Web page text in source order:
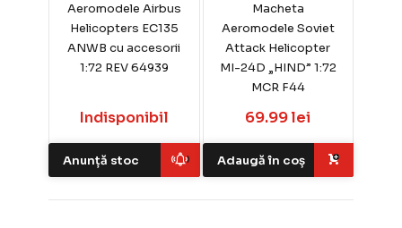
Aeromodele Airbus
Helicopters EC135
ANWB cu accesorii
1:72 REV 64939
Indisponibil
Anunță stoc
Macheta
Aeromodele Soviet
Attack Helicopter
MI-24D „HIND” 1:72
MCR F44
69.99 lei
Adaugă în coș